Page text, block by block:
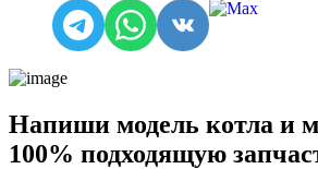
Напиши модель котла и
100% подходящую